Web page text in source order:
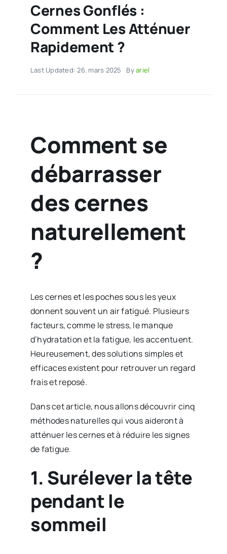
Cernes Gonflés :
Comment Les Atténuer
Rapidement ?
Last Updated: 26. mars 2025 Byariel
Comment se
débarrasser
des cernes
naturellement
?
Les cernes et les poches sous les yeux
donnent souvent un air fatigué. Plusieurs
facteurs, comme le stress, le manque
d’hydratation et la fatigue, les accentuent.
Heureusement, des solutions simples et
efficaces existent pour retrouver un regard
frais et reposé.
Dans cet article, nous allons découvrir cinq
méthodes naturelles qui vous aideront à
atténuer les cernes et à réduire les signes
de fatigue.
1. Surélever la tête
pendant le
sommeil